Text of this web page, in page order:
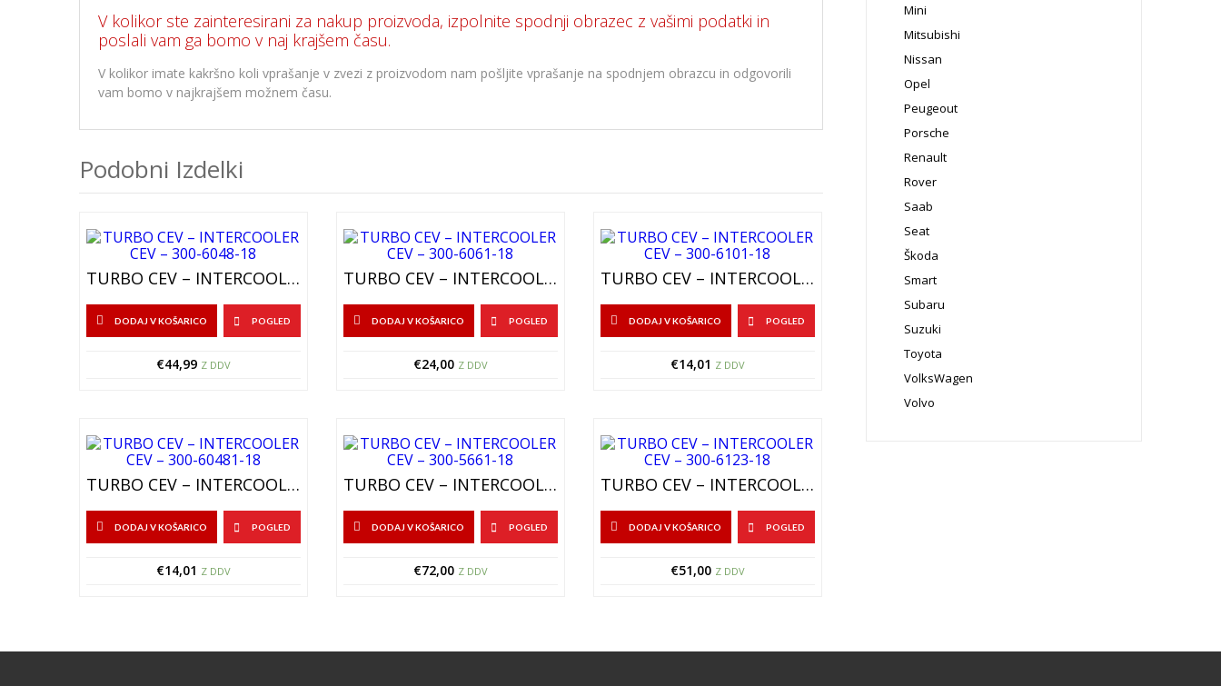
V kolikor ste zainteresirani za nakup proizvoda, izpolnite spodnji obrazec z vašimi podatki in
poslali vam ga bomo v naj krajšem času.
V kolikor imate kakršno koli vprašanje v zvezi z proizvodom nam pošljite vprašanje na spodnjem obrazcu in odgovorili
vam bomo v najkrajšem možnem času.
Podobni Izdelki
TURBO CEV – INTERCOOLER CEV – 300-6048-18
DODAJ V KOŠARICO POGLED
€44,99 Z DDV
TURBO CEV – INTERCOOLER CEV – 300-6061-18
DODAJ V KOŠARICO POGLED
€24,00 Z DDV
TURBO CEV – INTERCOOLER CEV – 300-6101-18
DODAJ V KOŠARICO POGLED
€14,01 Z DDV
TURBO CEV – INTERCOOLER CEV – 300-60481-18
DODAJ V KOŠARICO POGLED
€14,01 Z DDV
TURBO CEV – INTERCOOLER CEV – 300-5661-18
DODAJ V KOŠARICO POGLED
€72,00 Z DDV
TURBO CEV – INTERCOOLER CEV – 300-6123-18
DODAJ V KOŠARICO POGLED
€51,00 Z DDV
Mini
Mitsubishi
Nissan
Opel
Peugeout
Porsche
Renault
Rover
Saab
Seat
Škoda
Smart
Subaru
Suzuki
Toyota
VolksWagen
Volvo